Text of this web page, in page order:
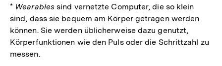
* Wearables sind vernetzte Computer, die so klein
sind, dass sie bequem am Körper getragen werden
können. Sie werden üblicherweise dazu genutzt,
Körperfunktionen wie den Puls oder die Schrittzahl zu
messen.